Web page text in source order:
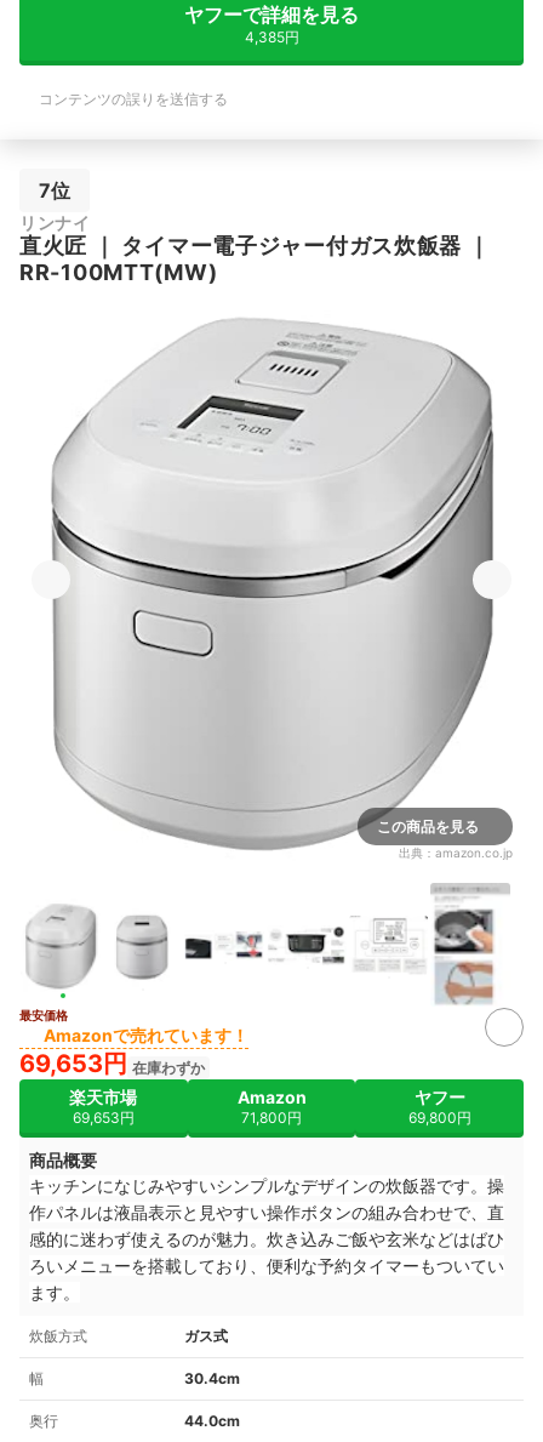
ヤフーで詳細を見る
4,385円
コンテンツの誤りを送信する
7位
リンナイ
直火匠 ｜ タイマー電子ジャー付ガス炊飯器 ｜
RR-100MTT(MW)
この商品を見る
出典： amazon.co.jp
最安価格
Amazonで売れています！
69,653円 在庫わずか
楽天市場
69,653円
Amazon
71,800円
ヤフー
69,800円
商品概要
キッチンになじみやすいシンプルなデザインの炊飯器です。操
作パネルは液晶表示と見やすい操作ボタンの組み合わせで、直
感的に迷わず使えるのが魅力。炊き込みご飯や玄米などはばひ
ろいメニューを搭載しており、便利な予約タイマーもついてい
ます。
炊飯方式 ガス式
幅 30.4cm
奥行 44.0cm